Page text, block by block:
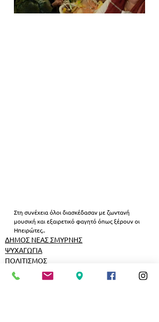
Στη συνέχεια όλοι διασκέδασαν με ζωντανή
μουσική και εξαιρετικό φαγητό όπως ξέρουν οι
Ηπειρώτες..
ΔΗΜΟΣ ΝΕΑΣ ΣΜΥΡΝΗΣ
ΨΥΧΑΓΩΓΙΑ
ΠΟΛΙΤΙΣΜΟΣ